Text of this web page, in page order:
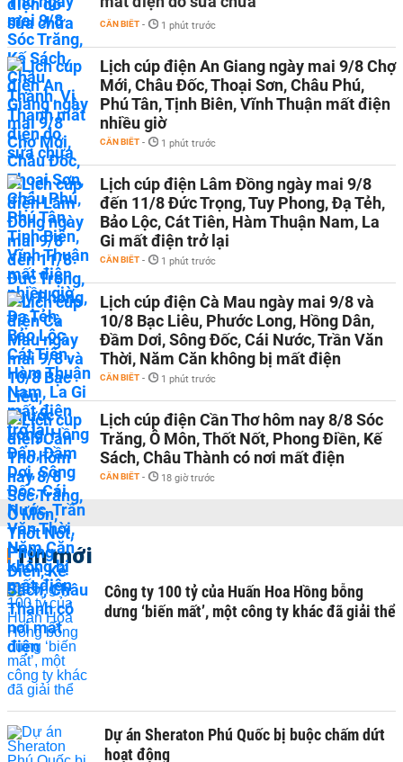
CẦN BIẾT - 1 phút trước
Lịch cúp điện An Giang ngày mai 9/8 Chợ
Mới, Châu Đốc, Thoại Sơn, Châu Phú,
Phú Tân, Tịnh Biên, Vĩnh Thuận mất điện
nhiều giờ
CẦN BIẾT - 1 phút trước
Lịch cúp điện Lâm Đồng ngày mai 9/8
đến 11/8 Đức Trọng, Tuy Phong, Đạ Tẻh,
Bảo Lộc, Cát Tiên, Hàm Thuận Nam, La
Gi mất điện trở lại
CẦN BIẾT - 1 phút trước
Lịch cúp điện Cà Mau ngày mai 9/8 và
10/8 Bạc Liêu, Phước Long, Hồng Dân,
Đầm Dơi, Sông Đốc, Cái Nước, Trần Văn
Thời, Năm Căn không bị mất điện
CẦN BIẾT - 1 phút trước
Lịch cúp điện Cần Thơ hôm nay 8/8 Sóc
Trăng, Ô Môn, Thốt Nốt, Phong Điền, Kế
Sách, Châu Thành có nơi mất điện
CẦN BIẾT - 18 giờ trước
Tin mới
Công ty 100 tỷ của Huấn Hoa Hồng bỗng
dưng ‘biến mất’, một công ty khác đã giải thể
Dự án Sheraton Phú Quốc bị buộc chấm dứt
hoạt động